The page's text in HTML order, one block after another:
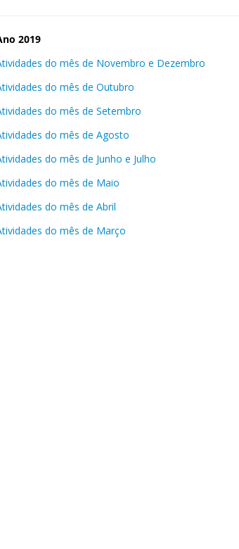
2019
do mês de Novembro e Dezembro
do mês de Outubro
do mês de Setembro
do mês de Agosto
do mês de Junho e Julho
do mês de Maio
do mês de Abril
do mês de Março